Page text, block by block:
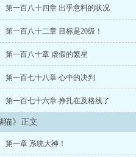
爷，口甜腹黑的花间少年...
，你们为什么总是揪着小女子
第一百八十四章 出乎意料的状况
第一百八十二章 目标是20级！
第一百八十章 虚假的繁星
第一百七十八章 心中的决判
第一百七十六章 挣扎在及格线了
猫》正文
第一章 系统大神！